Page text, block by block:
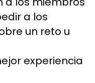
a los
un reto u
experiencia